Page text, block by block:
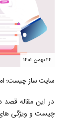
۲۴ بهمن ۱۴۰۱
سایت ساز چیست؛
در این مقاله
چیست و ویژگی